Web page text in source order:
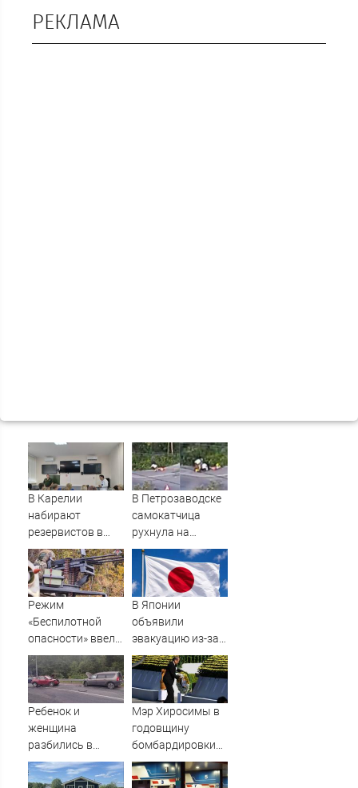
РЕКЛАМА
В Карелии
набирают
резервистов в
огневые группы
(ФОТО)
В Петрозаводске
самокатчица
рухнула на
тротуар (ВИДЕО)
Режим
«Беспилотной
опасности» ввели
в Башкирии 6
августа
В Японии
объявили
эвакуацию из-за
приближения
мощного тайфуна
Ребенок и
женщина
разбились в
аварии в
Приладожье
Мэр Хиросимы в
годовщину
бомбардировки
ни разу не
упомянул США в